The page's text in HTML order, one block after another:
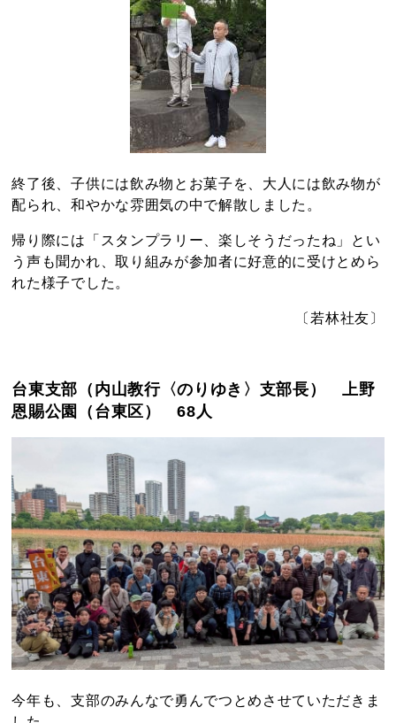
終了後、子供には飲み物とお菓子を、大人には飲み物が
配られ、和やかな雰囲気の中で解散しました。
帰り際には「スタンプラリー、楽しそうだったね」とい
う声も聞かれ、取り組みが参加者に好意的に受けとめら
れた様子でした。
〔若林社友〕
台東支部（内山教行〈のりゆき〉支部長） 上野
恩賜公園（台東区） 68人
今年も、支部のみんなで勇んでつとめさせていただきま